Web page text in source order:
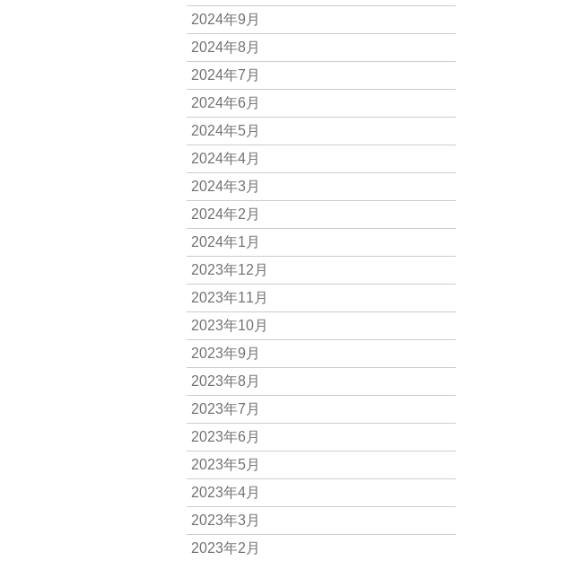
2024年9月
2024年8月
2024年7月
2024年6月
2024年5月
2024年4月
2024年3月
2024年2月
2024年1月
2023年12月
2023年11月
2023年10月
2023年9月
2023年8月
2023年7月
2023年6月
2023年5月
2023年4月
2023年3月
2023年2月